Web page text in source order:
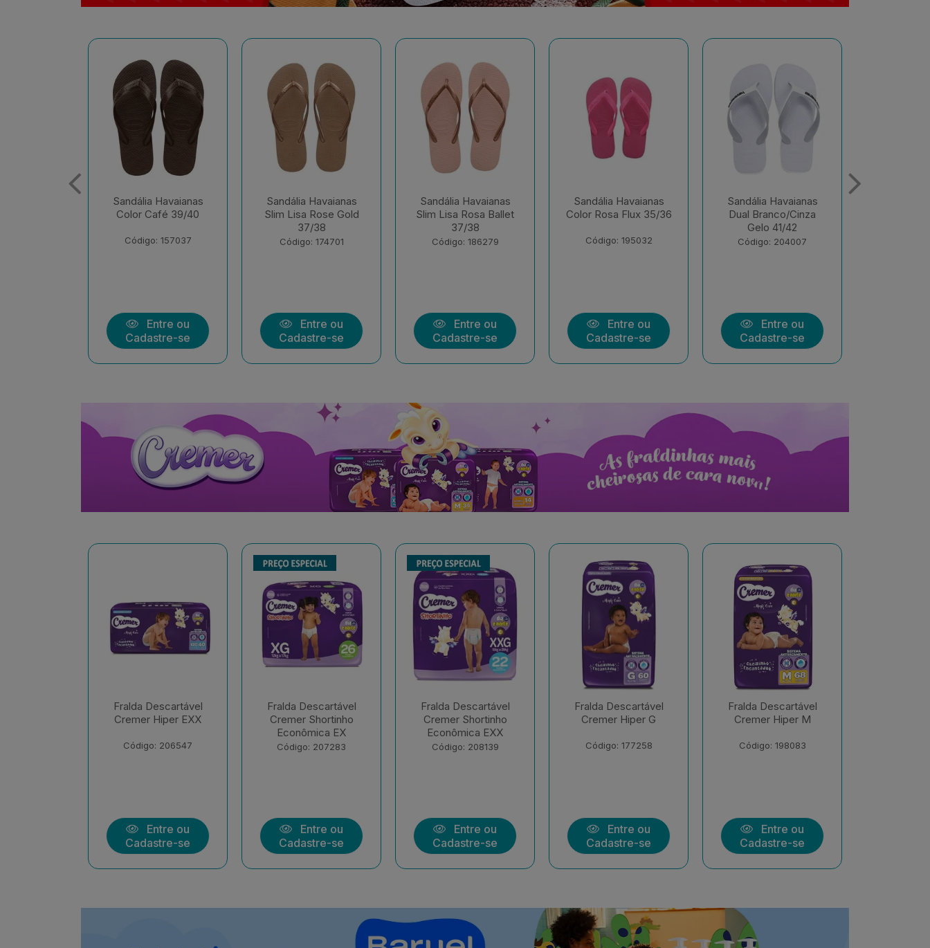
Sandália Havaianas
Slim Lisa Rose Gold
Código: 174701
Entre ou
Cadastre-se
Sandália Havaianas
Slim Lisa Rosa Ballet
37/38
Código: 186279
Entre ou
Cadastre-se
Sandália Havaianas
Color Rosa Flux 35/36
Código: 195032
Entre ou
Cadastre-se
Sandália Havaianas
Dual Branco/Cinza
Código: 204007
Entre ou
Cadastre-se
Sandália Havaianas
Color Rosa Ballet
37/38
Código: 216024
Entre ou
Cadastre-se
Fralda Descartável
Cremer Shortinho
Código: 207283
Entre ou
Cadastre-se
Fralda Descartável
Cremer Shortinho
Econômica EXX
Código: 208139
Entre ou
Cadastre-se
Fralda Descartável
Cremer Hiper G
Código: 177258
Entre ou
Cadastre-se
Fralda Descartável
Cremer Hiper M
Código: 198083
Entre ou
Cadastre-se
Fralda Descartável
Cremer Hiper EXX
Código: 206547
Entre ou
Cadastre-se